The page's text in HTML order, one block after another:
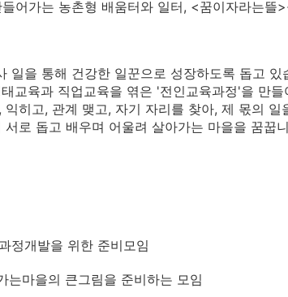
어가는 농촌형 배움터와 일터, <꿈이자라는뜰
일을 통해 건강한 일꾼으로 성장하도록 돕고
교육과 직업교육을 엮은 '전인교육과정'을 만
히고, 관계 맺고, 자기 자리를 찾아, 제 몫의
로 돕고 배우며 어울려 살아가는 마을을 꿈꿉
정개발을 위한 준비모임
마을의 큰그림을 준비하는 모임